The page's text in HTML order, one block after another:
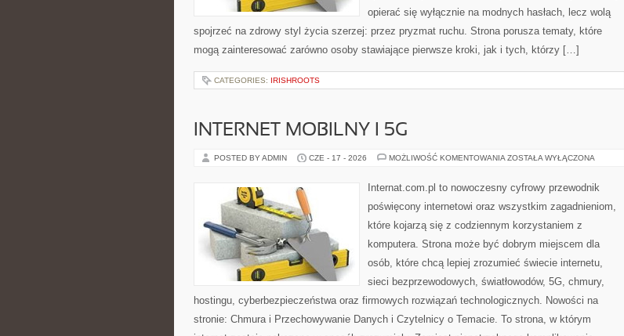
opierać się wyłącznie na modnych hasłach, lecz wolą
spojrzeć na zdrowy styl życia szerzej: przez pryzmat ruchu. Strona porusza tematy, które
mogą zainteresować zarówno osoby stawiające pierwsze kroki, jak i tych, którzy […]
CATEGORIES: IRISHROOTS
INTERNET MOBILNY I 5G
POSTED BY ADMIN CZE - 17 - 2026 MOŻLIWOŚĆ KOMENTOWANIA INTERNET
ZOSTAŁA WYŁĄCZONA
Internat.com.pl to nowoczesny cyfrowy przewodnik
poświęcony internetowi oraz wszystkim zagadnieniom,
które kojarzą się z codziennym korzystaniem z
komputera. Strona może być dobrym miejscem dla
osób, które chcą lepiej zrozumieć świecie internetu,
sieci bezprzewodowych, światłowodów, 5G, chmury,
hostingu, cyberbezpieczeństwa oraz firmowych rozwiązań technologicznych. Nowości na
stronie: Chmura i Przechowywanie Danych i Czytelnicy o Temacie. To strona, w którym